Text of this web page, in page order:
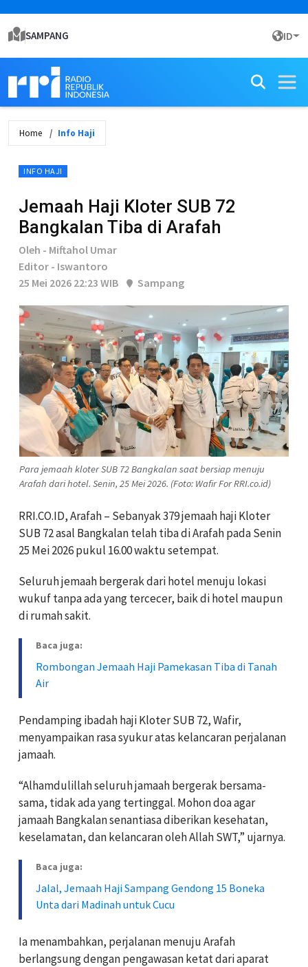
SAMPANG ID
Home Info Haji
INFO HAJI
Jemaah Haji Kloter SUB 72
Bangkalan Tiba di Arafah
Oleh - Miftahol Umar
Editor - Iswantoro
25 Mei 2026 22:23 WIB
Sampang
Para jemaah kloter SUB 72 Bangkalan saat bersiap menuju
Arafah dari hotel. Senin, 25 Mei 2026. (Foto: Wafir For RRI.co.id)
RRI.CO.ID, Arafah – Sebanyak 379 jemaah haji Kloter
SUB 72 asal Bangkalan telah tiba di Arafah pada Senin
25 Mei 2026 pukul 16.00 waktu setempat.
Seluruh jemaah bergerak dari hotel menuju lokasi
wukuf tanpa ada yang tercecer, baik di hotel maupun
di rumah sakit.
Baca juga:
Rombongan Jemaah Haji Pamekasan Tiba di Tanah
Air
Pendamping ibadah haji Kloter SUB 72, Wafir,
menyampaikan rasa syukur atas kelancaran perjalanan
jamaah.
“Alhamdulillah seluruh jamaah bergerak bersama-
sama, tidak ada yang tertinggal. Mohon doa agar
jamaah Bangkalan senantiasa diberikan kesehatan,
keselamatan, dan kelancaran oleh Allah SWT,” ujarnya.
Baca juga:
Jalal, Jemaah Haji Sampang Gendong 15 Boneka
Unta dari Madinah untuk Cucu
Ia menambahkan, perjalanan menuju Arafah
berlangsung dengan pengawasan ketat dari aparat